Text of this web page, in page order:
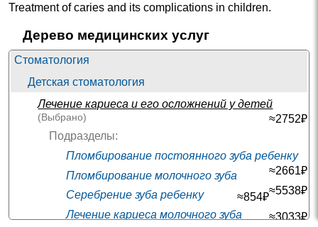
Зуб.ру в 1-м Смоленском переулке
+7(495..показать
495-3180₽ Запись
Зуб.ру на Большой Полянке
Москва; ул. Большая Полянка, д. 42, стр. 4
+7(495..показать
Зуб.ру на Таганской
Москва; ул. Таганская, д. 32/1, стр. 17; м. Таганская
495-3180₽ Запись
Москва; Ломоносовский пр-т, д. 25, корп. 3; м. Университет
Treatment of caries and its complications in children.
Дерево медицинских услуг
Стоматология
Детская стоматология
Лечение кариеса и его осложнений у детей
(Выбрано)
≈2752₽
Подразделы:
Пломбирование постоянного зуба ребенку
≈2661₽
Пломбирование молочного зуба
≈5538₽
Серебрение зуба ребенку
≈854₽
Лечение кариеса молочного зуба
≈3033₽